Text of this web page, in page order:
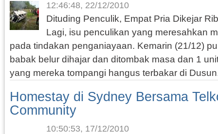
12:46:48, 22/12/2010
Dituding Penculik, Empat Pria Dikejar
Lagi, isu penculikan yang meresahkan
pada tindakan penganiayaan. Kemarin (21/12)
babak belur dihajar dan ditombak masa dan 1
yang mereka tompangi hangus terbakar di
Homestay di Sydney Bersama
Community
10:50:53, 17/12/2010